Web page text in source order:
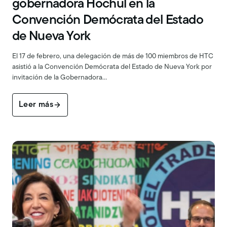
gobernadora Hochul en la
Convención Demócrata del Estado
de Nueva York
El 17 de febrero, una delegación de más de 100 miembros de HTC
asistió a la Convención Demócrata del Estado de Nueva York por
invitación de la Gobernadora…
Leer más